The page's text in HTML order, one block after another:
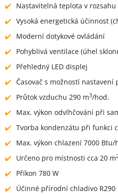
Nastavitelná teplota v rozsahu
Vysoká energetická účinnost
Moderní dotykové ovládání
Pohyblivá ventilace (úhel
Přehledný LED displej
Časovač s možností
Průtok vzduchu 290 m3/hod.
Max. výkon odvlhčování při
Tvorba kondenzátu při funkci
Max. výkon chlazení 7000 Btu/
Určeno pro místnosti cca 20 m
Příkon 780 W
Účinné přírodní chladivo